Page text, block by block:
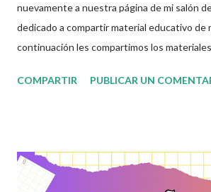
nuevamente a nuestra página de mi salón
dedicado a compartir material educativo de
continuación les compartimos los
nueva propuesta educativa basada en la
herramienta que acompañe en el día a día
aula, cuya estructura permitirá tanto a
COMPARTIR PUBLICAR UN